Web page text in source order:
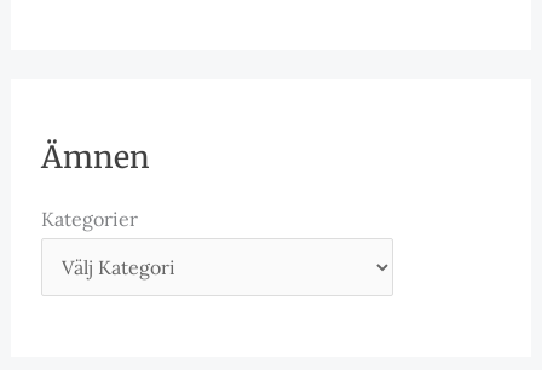
Ämnen
Kategorier